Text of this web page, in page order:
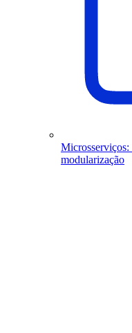
Microsserviços:
modularização